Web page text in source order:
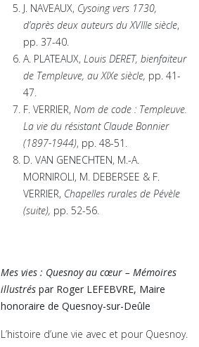
J. NAVEAUX, Cysoing vers 1730,
d’après deux auteurs du XVIIIe siècle,
pp. 37-40.
A. PLATEAUX, Louis DERET, bienfaiteur
de Templeuve, au XIXe siècle, pp. 41-
47.
F. VERRIER, Nom de code : Templeuve.
La vie du résistant Claude Bonnier
(1897-1944), pp. 48-51.
D. VAN GENECHTEN, M.-A.
MORNIROLI, M. DEBERSEE & F.
VERRIER, Chapelles rurales de Pévèle
(suite), pp. 52-56.
Mes vies : Quesnoy au cœur – Mémoires
illustrés par Roger LEFEBVRE, Maire
honoraire de Quesnoy-sur-Deûle
L’histoire d’une vie avec et pour Quesnoy.